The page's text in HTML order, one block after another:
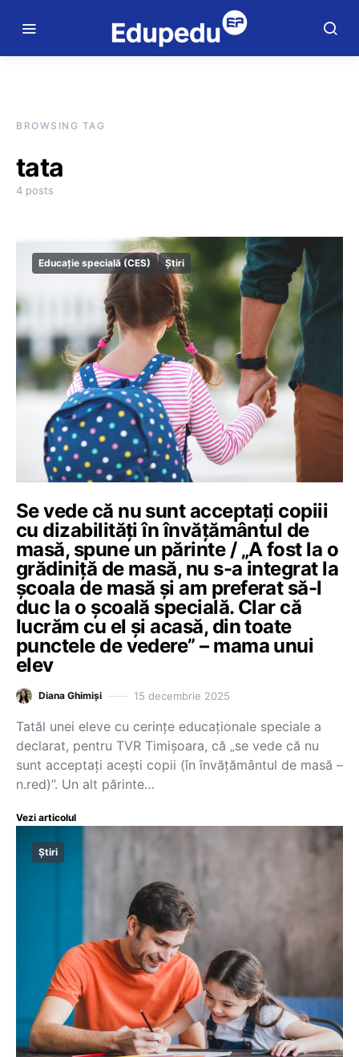
BROWSING TAG
tata
4 posts
Educație specială (CES) Știri
Se vede că nu sunt acceptați copiii
cu dizabilități în învățământul de
masă, spune un părinte / „A fost la o
grădiniță de masă, nu s-a integrat la
școala de masă și am preferat să-l
duc la o școală specială. Clar că
lucrăm cu el și acasă, din toate
punctele de vedere” – mama unui
elev
Diana Ghimiși 15 decembrie 2025
Tatăl unei eleve cu cerințe educaționale speciale a
declarat, pentru TVR Timișoara, că „se vede că nu
sunt acceptați acești copii (în învățământul de masă –
n.red)”. Un alt părinte…
Vezi articolul
Știri